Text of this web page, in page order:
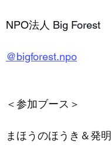
NPO法人 Big Forest
@bigforest.npo
＜参加ブース＞
まほうのほうき＆発